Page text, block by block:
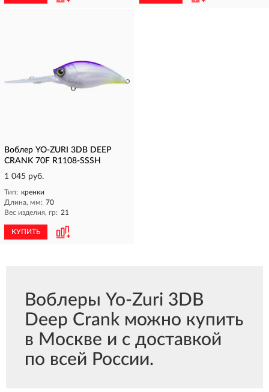
Воблер YO-ZURI 3DB DEEP
CRANK 70F R1108-SSSH
1 045 руб.
Тип: кренки
Длина, мм: 70
Вес изделия, гр: 21
КУПИТЬ
Воблеры Yo-Zuri 3DB
Deep Crank можно купить
в Москве и с доставкой
по всей России.